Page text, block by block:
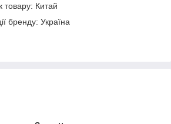
товару: Китай
бренду: Україна